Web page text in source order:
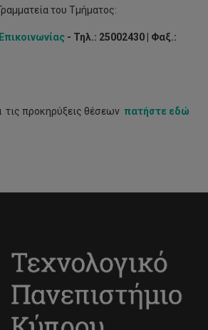
του Τμήματος:
- Τηλ.: 25002430 | Φαξ.:
τις προκηρύξεις θέσεων πατήστε εδώ